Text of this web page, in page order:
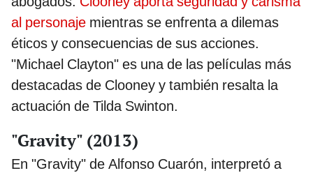
al personaje mientras se enfrenta a dilemas
éticos y consecuencias de sus acciones.
"Michael Clayton" es una de las películas más
destacadas de Clooney y también resalta la
actuación de Tilda Swinton.
"Gravity" (2013)
En "Gravity" de Alfonso Cuarón, interpretó a